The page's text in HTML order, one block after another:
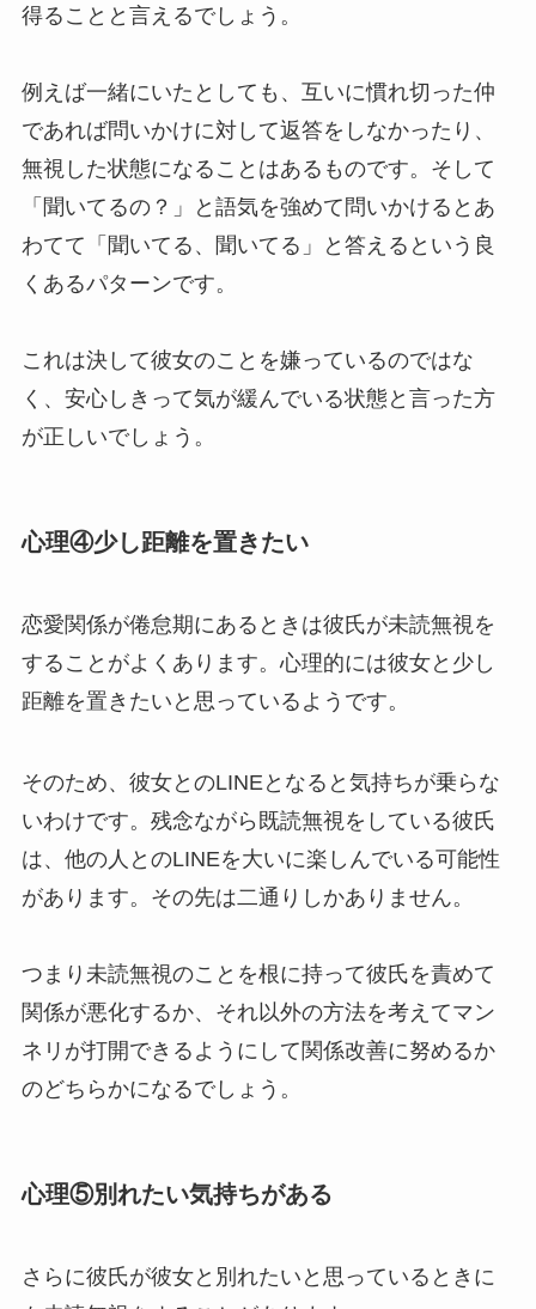
得ることと言えるでしょう。
例えば一緒にいたとしても、互いに慣れ切った仲
であれば問いかけに対して返答をしなかったり、
無視した状態になることはあるものです。そして
「聞いてるの？」と語気を強めて問いかけるとあ
わてて「聞いてる、聞いてる」と答えるという良
くあるパターンです。
これは決して彼女のことを嫌っているのではな
く、安心しきって気が緩んでいる状態と言った方
が正しいでしょう。
心理④少し距離を置きたい
恋愛関係が倦怠期にあるときは彼氏が未読無視を
することがよくあります。心理的には彼女と少し
距離を置きたいと思っているようです。
そのため、彼女とのLINEとなると気持ちが乗らな
いわけです。残念ながら既読無視をしている彼氏
は、他の人とのLINEを大いに楽しんでいる可能性
があります。その先は二通りしかありません。
つまり未読無視のことを根に持って彼氏を責めて
関係が悪化するか、それ以外の方法を考えてマン
ネリが打開できるようにして関係改善に努めるか
のどちらかになるでしょう。
心理⑤別れたい気持ちがある
さらに彼氏が彼女と別れたいと思っているときに